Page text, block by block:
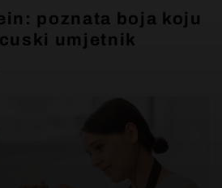
poznata boja koju
umjetnik